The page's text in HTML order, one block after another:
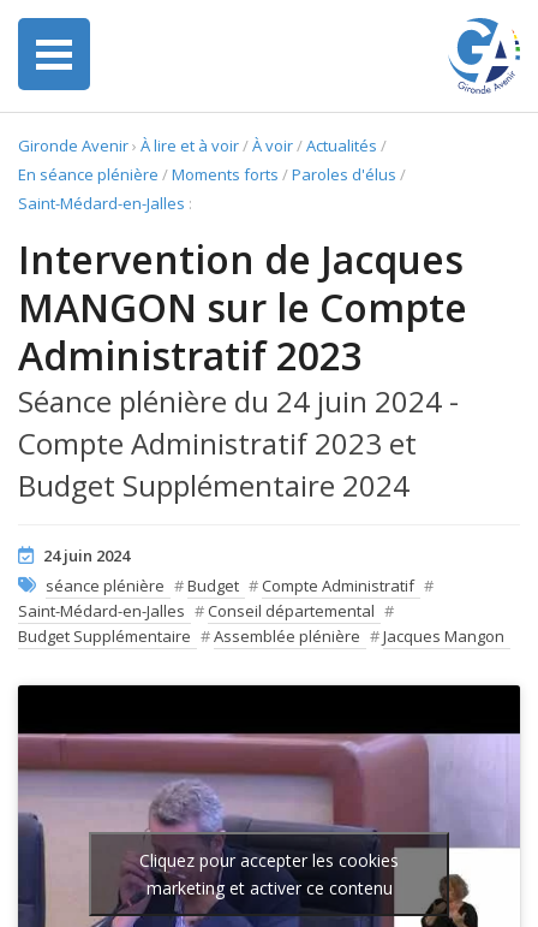
Gironde Avenir› À lire et à voir/À voir/Actualités /
En séance plénière /Moments forts /Paroles d'élus /
Saint-Médard-en-Jalles :
Intervention de Jacques
MANGON sur le Compte
Administratif 2023
Séance plénière du 24 juin 2024 -
Compte Administratif 2023 et
Budget Supplémentaire 2024
24 juin 2024
séance plénière #Budget # Compte Administratif #
Saint-Médard-en-Jalles # Conseil départemental #
Budget Supplémentaire #Assemblée plénière #Jacques Mangon
Cliquez pour accepter les cookies
marketing et activer ce contenu